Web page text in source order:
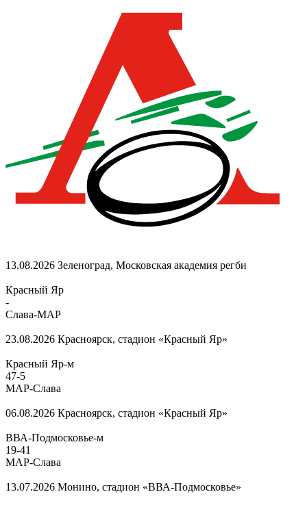
13.08.2026 Зеленоград, Московская академия регби
Красный Яр
-
Слава-МАР
23.08.2026 Красноярск, стадион «Красный Яр»
Красный Яр-м
47-5
МАР-Слава
06.08.2026 Красноярск, стадион «Красный Яр»
ВВА-Подмосковье-м
19-41
МАР-Слава
13.07.2026 Монино, стадион «ВВА-Подмосковье»